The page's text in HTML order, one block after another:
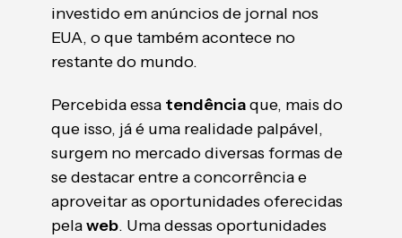
investido em anúncios de jornal nos
EUA, o que também acontece no
restante do mundo.
Percebida essa tendênciaque, mais do
que isso, já é uma realidade palpável,
surgem no mercado diversas formas de
se destacar entre a concorrência e
aproveitar as oportunidades oferecidas
pelaweb. Uma dessas oportunidades